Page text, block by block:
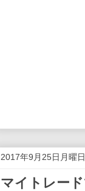
2017年9月25日月曜日
マイトレー